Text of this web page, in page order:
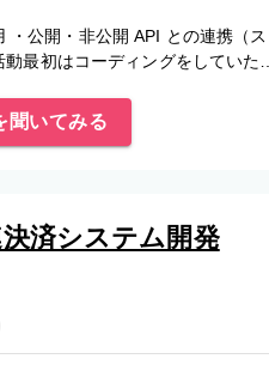
・公開・非公開 API との連携（ス
最初はコーディングをしていただ
聞いてみる
済システム開発